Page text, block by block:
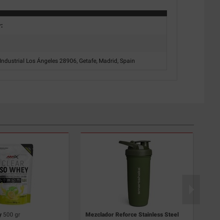
Los Ángeles 28906, Getafe, Madrid, Spain
500 gr
Mezclador Reforce Stainless Steel